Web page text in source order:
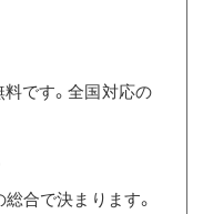
料です。全国対応の
総合で決まります。